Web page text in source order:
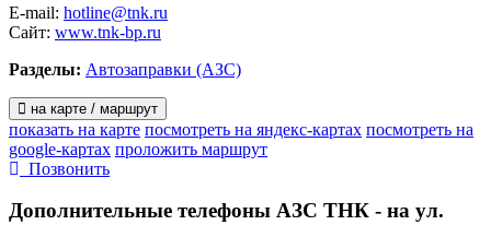
E-mail: hotline@tnk.ru
Сайт: www.tnk-bp.ru
Разделы: Автозаправки (АЗС)
на карте / маршрут
показать на карте посмотреть на яндекс-картах посмотреть на
google-картах проложить маршрут
Позвонить
Дополнительные телефоны АЗС ТНК - на ул.